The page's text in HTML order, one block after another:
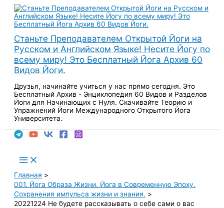
Перейти
содержимому
Станьте Преподавателем Открытой Йоги на
Русском и Английском Языке! Несите Йогу по
всему миру! Это Бесплатный Йога Архив 60
Видов Йоги.
Друзья, начинайте учиться у нас прямо сегодня. Это
Бесплатный Архив - Энциклопедия 60 Видов и Разделов
Йоги для Начинающих с Нуля. Скачивайте Теорию и
Упражнений Йоги Международного Открытого Йога
Университета.
Main
Menu
Главная
001. Йога Образа Жизни. Йога в Современную Эпоху.
Сохранения импульса жизни и знания.
20221224 Не будете рассказывать о себе сами о вас